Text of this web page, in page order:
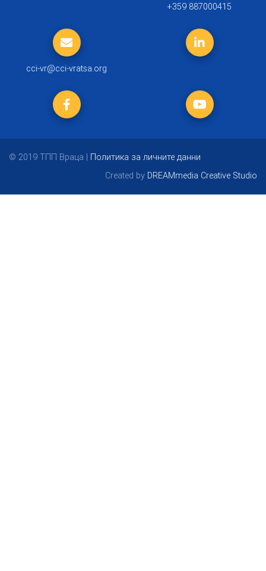
+359 887000415
cci-vr@cci-vratsa.org
© 2019 ТПП Враца | Политика за личните данни
Created by DREAMmedia Creative Studio